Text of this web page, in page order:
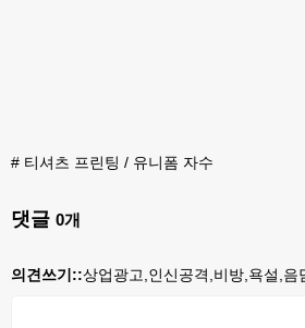
# 티셔츠 프린팅 / 유니폼 자수
댓글 0개
의견쓰기::상업광고,인신공격,비방,욕설,